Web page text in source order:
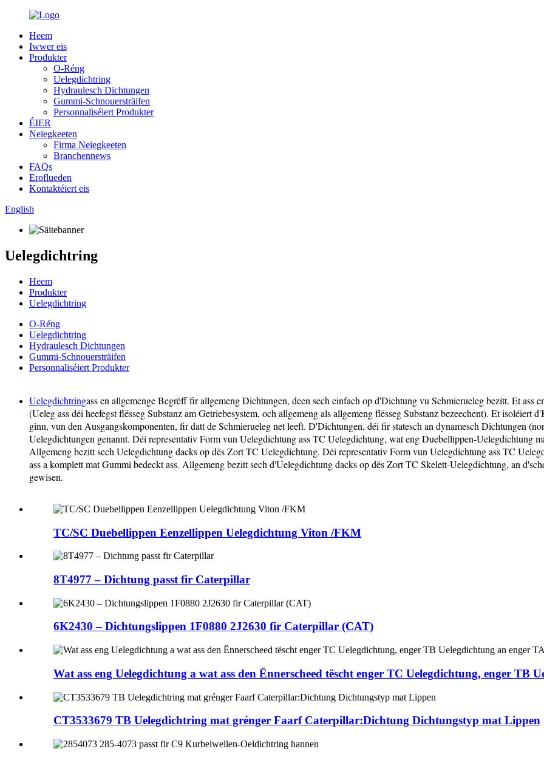
Heem
Iwwer eis
Produkter
O-Réng
Uelegdichtring
Hydraulesch Dichtungen
Gummi-Schnouersträifen
Personnaliséiert Produkter
ÉIER
Neiegkeeten
Firma Neiegkeeten
Branchennews
FAQs
Eroflueden
Kontaktéiert eis
English
Uelegdichtring
Heem
Produkter
Uelegdichtring
O-Réng
Uelegdichtring
Hydraulesch Dichtungen
Gummi-Schnouersträifen
Personnaliséiert Produkter
Uelegdichtringass en allgemenge Begrëff fir allgemeng Dichtungen, deen sech einfach op d'Dichtung vu Schmierueleg bezitt. Et ass
(Ueleg ass déi heefegst flësseg Substanz am Getriebesystem, och allgemeng als allgemeng flësseg Substanz bezeechent). Et isoléiert
ginn, vun den Ausgangskomponenten, fir datt de Schmierueleg net leeft. D'Dichtungen, déi fir statesch an dynamesch Dichtungen
Uelegdichtungen genannt. Déi representativ Form vun Uelegdichtung ass TC Uelegdichtung, wat eng Duebellippen-Uelegdichtung
Allgemeng bezitt sech Uelegdichtung dacks op dës Zort TC Uelegdichtung. Déi representativ Form vun Uelegdichtung ass TC
ass a komplett mat Gummi bedeckt ass. Allgemeng bezitt sech d'Uelegdichtung dacks op dës Zort TC Skelett-Uelegdichtung, an
gewisen.
TC/SC Duebellippen Eenzellippen Uelegdichtung Viton /FKM
8T4977 – Dichtung passt fir Caterpillar
6K2430 – Dichtungslippen 1F0880 2J2630 fir Caterpillar (CAT)
Wat ass eng Uelegdichtung a wat ass den Ënnerscheed tëscht enger TC Uelegdichtung, enger TB
CT3533679 TB Uelegdichtring mat grénger Faarf Caterpillar:Dichtung Dichtungstyp mat Lippen